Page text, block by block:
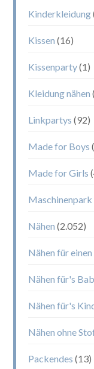
Kinderkleidung
Kissen (16)
Kissenparty(1)
Kleidung nähen
Linkpartys (92)
Made for Boys
Made for Girls
Maschinenpark
Nähen (2.052)
Nähen für
Nähen für's
Nähen für's
Nähen ohne
Packendes (13)